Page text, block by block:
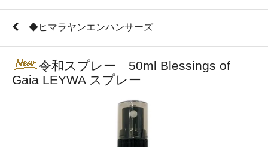
◆ヒマラヤンエンハンサーズ
令和スプレー 50ml Blessings of
Gaia LEYWA スプレー